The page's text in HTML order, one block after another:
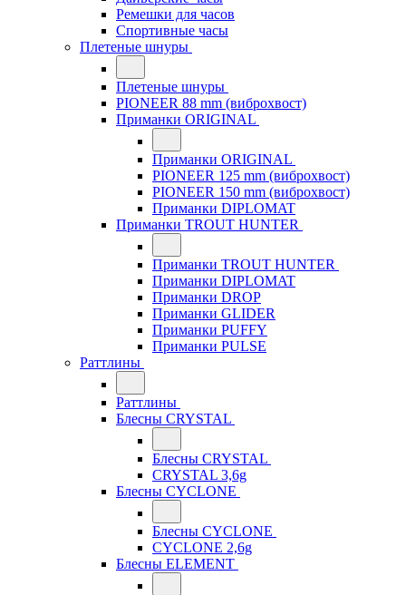
Ремешки для часов
Спортивные часы
Плетеные шнуры
Плетеные шнуры
PIONEER 88 mm (виброхвост)
Приманки ORIGINAL
Приманки ORIGINAL
PIONEER 125 mm (виброхвост)
PIONEER 150 mm (виброхвост)
Приманки DIPLOMAT
Приманки TROUT HUNTER
Приманки TROUT HUNTER
Приманки DIPLOMAT
Приманки DROP
Приманки GLIDER
Приманки PUFFY
Приманки PULSE
Раттлины
Раттлины
Блесны CRYSTAL
Блесны CRYSTAL
CRYSTAL 3,6g
Блесны CYCLONE
Блесны CYCLONE
CYCLONE 2,6g
Блесны ELEMENT